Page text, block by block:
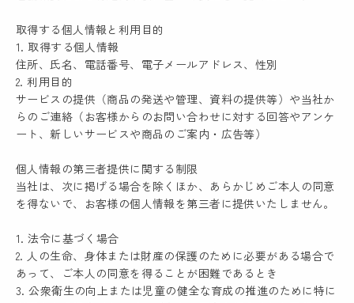
取得する個人情報と利用目的
1. 取得する個人情報
住所、氏名、電話番号、電子メールアドレス、性別
2. 利用目的
サービスの提供（商品の発送や管理、資料の提供等）や当社か
らのご連絡（お客様からのお問い合わせに対する回答やアンケ
ート、新しいサービスや商品のご案内・広告等）
個人情報の第三者提供に関する制限
当社は、次に掲げる場合を除くほか、あらかじめご本人の同意
を得ないで、お客様の個人情報を第三者に提供いたしません。
1. 法令に基づく場合
2. 人の生命、身体または財産の保護のために必要がある場合で
あって、ご本人の同意を得ることが困難であるとき
3. 公衆衛生の向上または児童の健全な育成の推進のために特に